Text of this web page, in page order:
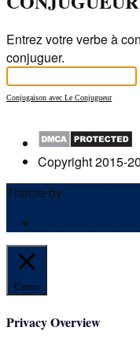
Entrez votre verbe à
conjuguer.
Conjugaison avec Le Conjugueur
Copyright 2015-
Theme by
Cerrar
Privacy Overview